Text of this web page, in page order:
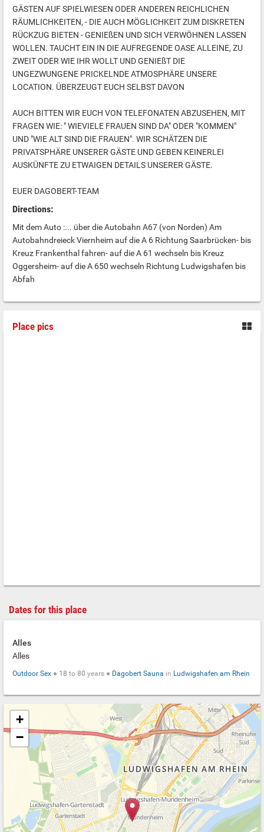
GÄSTEN AUF SPIELWIESEN ODER ANDEREN REICHLICHEN
RÄUMLICHKEITEN, - DIE AUCH MÖGLICHKEIT ZUM DISKRETEN
RÜCKZUG BIETEN - GENIEßEN UND SICH VERWÖHNEN LASSEN
WOLLEN. TAUCHT EIN IN DIE AUFREGENDE OASE ALLEINE, ZU
ZWEIT ODER WIE IHR WOLLT UND GENIEßT DIE
UNGEZWUNGENE PRICKELNDE ATMOSPHÄRE UNSERE
LOCATION. ÜBERZEUGT EUCH SELBST DAVON
AUCH BITTEN WIR EUCH VON TELEFONATEN ABZUSEHEN, MIT
FRAGEN WIE: " WIEVIELE FRAUEN SIND DA" ODER "KOMMEN"
UND "WIE ALT SIND DIE FRAUEN". WIR SCHÄTZEN DIE
PRIVATSPHÄRE UNSERER GÄSTE UND GEBEN KEINERLEI
AUSKÜNFTE ZU ETWAIGEN DETAILS UNSERER GÄSTE.
EUER DAGOBERT-TEAM
Directions:
Mit dem Auto :... über die Autobahn A67 (von Norden) Am
Autobahndreieck Viernheim auf die A 6 Richtung Saarbrücken- bis
Kreuz Frankenthal fahren- auf die A 61 wechseln bis Kreuz
Oggersheim- auf die A 650 wechseln Richtung Ludwigshafen bis
Abfah
Place pics
Dates for this place
Alles
Alles
Outdoor Sex ● 18 to 80 years ● Dagobert Sauna in Ludwigshafen am Rhein
+
−